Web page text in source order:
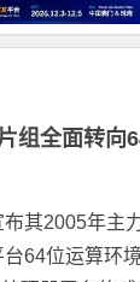
组全面转向
其2005年主
64位运算环